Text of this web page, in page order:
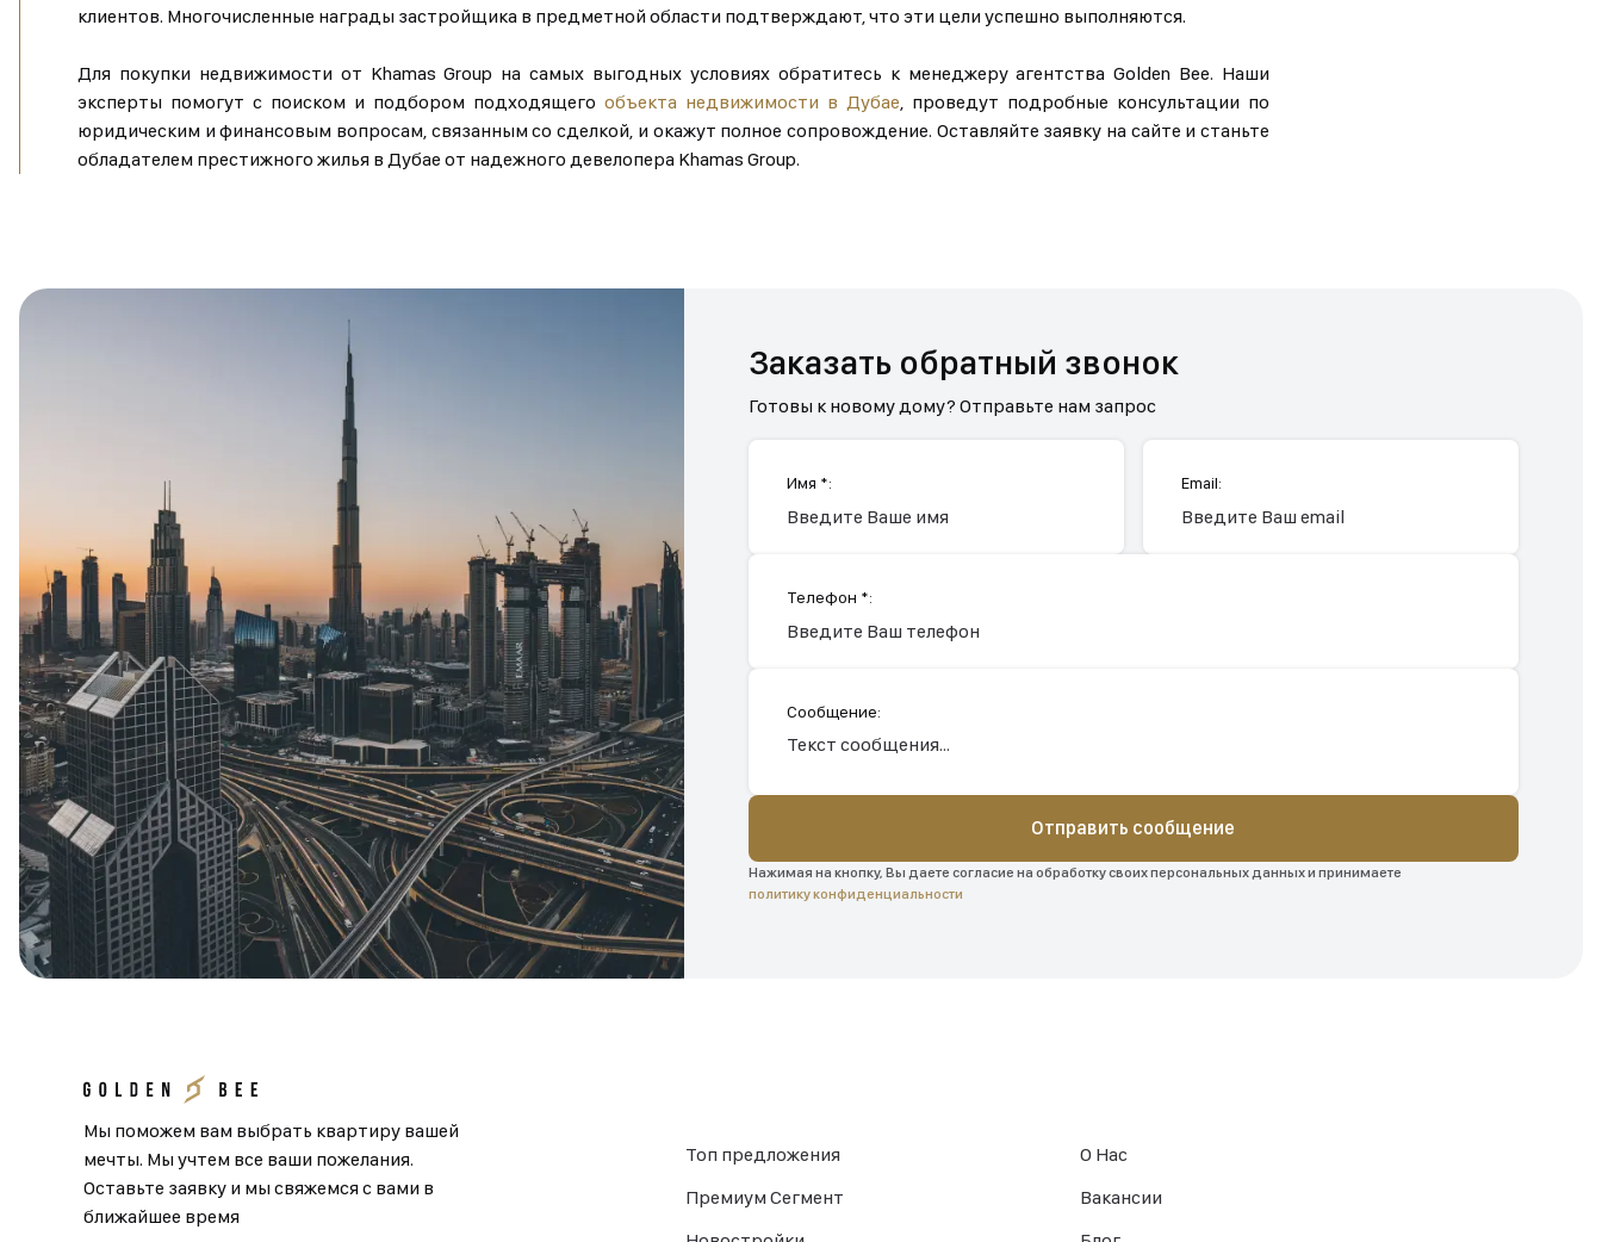
клиентов. Многочисленные награды застройщика в предметной области подтверждают, что эти цели успешно выполняются.
Для покупки недвижимости от Khamas Group на самых выгодных условиях обратитесь к менеджеру агентства Golden Bee. Наши
эксперты помогут с поиском и подбором подходящего объекта недвижимости в Дубае, проведут подробные консультации по
юридическим и финансовым вопросам, связанным со сделкой, и окажут полное сопровождение. Оставляйте заявку на сайте и станьте
обладателем престижного жилья в Дубае от надежного девелопера Khamas Group.
Заказать обратный звонок
Готовы к новому дому? Отправьте нам запрос
Имя *: Email:
Телефон *:
Сообщение:
Отправить сообщение
Нажимая на кнопку, Вы даете согласие на обработку своих персональных данных и принимаете
политику конфиденциальности
Мы поможем вам выбрать квартиру вашей
мечты. Мы учтем все ваши пожелания.
Оставьте заявку и мы свяжемся с вами в
ближайшее время
Топ предложения
Премиум Сегмент
О Нас
Вакансии